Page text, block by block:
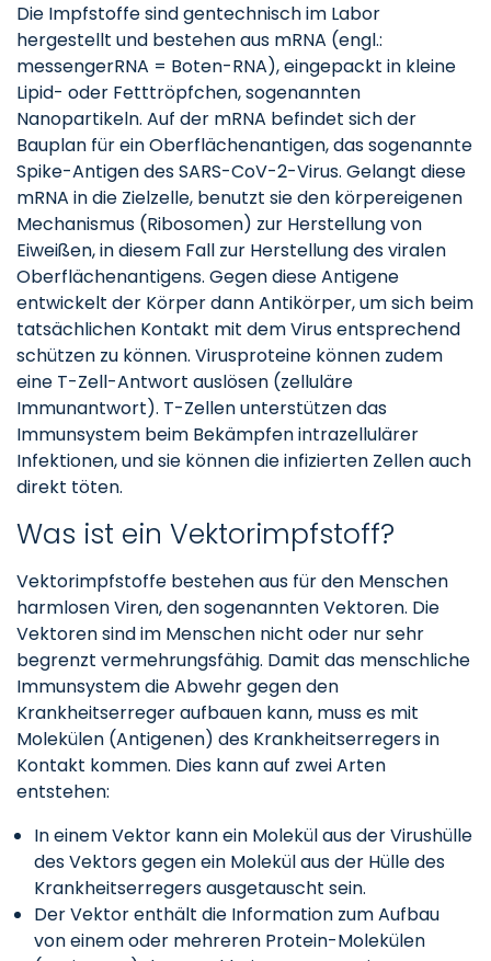
Die Impfstoffe sind gentechnisch im Labor
hergestellt und bestehen aus mRNA (engl.:
messengerRNA = Boten-RNA), eingepackt in kleine
Lipid- oder Fetttröpfchen, sogenannten
Nanopartikeln. Auf der mRNA befindet sich der
Bauplan für ein Oberflächenantigen, das sogenannte
Spike-Antigen des SARS-CoV-2-Virus. Gelangt diese
mRNA in die Zielzelle, benutzt sie den körpereigenen
Mechanismus (Ribosomen) zur Herstellung von
Eiweißen, in diesem Fall zur Herstellung des viralen
Oberflächenantigens. Gegen diese Antigene
entwickelt der Körper dann Antikörper, um sich beim
tatsächlichen Kontakt mit dem Virus entsprechend
schützen zu können. Virusproteine können zudem
eine T-Zell-Antwort auslösen (zelluläre
Immunantwort). T-Zellen unterstützen das
Immunsystem beim Bekämpfen intrazellulärer
Infektionen, und sie können die infizierten Zellen auch
direkt töten.
Was ist ein Vektorimpfstoff?
Vektorimpfstoffe bestehen aus für den Menschen
harmlosen Viren, den sogenannten Vektoren. Die
Vektoren sind im Menschen nicht oder nur sehr
begrenzt vermehrungsfähig. Damit das menschliche
Immunsystem die Abwehr gegen den
Krankheitserreger aufbauen kann, muss es mit
Molekülen (Antigenen) des Krankheitserregers in
Kontakt kommen. Dies kann auf zwei Arten
entstehen:
In einem Vektor kann ein Molekül aus der Virushülle
des Vektors gegen ein Molekül aus der Hülle des
Krankheitserregers ausgetauscht sein.
Der Vektor enthält die Information zum Aufbau
von einem oder mehreren Protein-Molekülen